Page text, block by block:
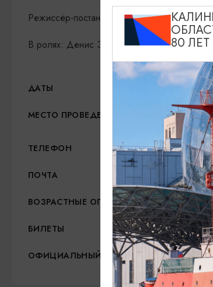
Режиссёр-постановщик: Наталья Шевченко.
В ролях: Денис Зорин, Николай Волков,
ДАТЫ 28.08.2026,
МЕСТО ПРОВЕДЕНИЯ Центр
ТЕЛЕФОН +7 (40151)
ПОЧТА
ВОЗРАСТНЫЕ ОГРАНИЧЕНИЯ12+
БИЛЕТЫ 200 -
ОФИЦИАЛЬНЫЙ САЙТ https://ckd-
80 ЛЕТ